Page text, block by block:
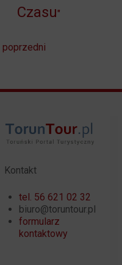
Czasu"
poprzedni
Kontakt
tel. 56 621 02 32
biuro@toruntour.pl
formularz
kontaktowy